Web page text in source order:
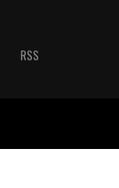
RSS